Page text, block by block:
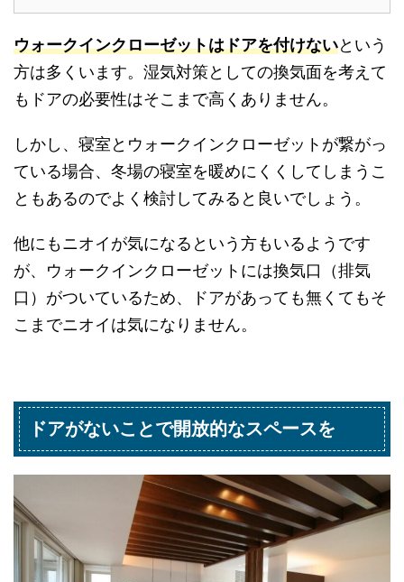
ウォークインクローゼットはドアを付けないという
方は多くいます。湿気対策としての換気面を考えて
もドアの必要性はそこまで高くありません。
しかし、寝室とウォークインクローゼットが繋がっ
ている場合、冬場の寝室を暖めにくくしてしまうこ
ともあるのでよく検討してみると良いでしょう。
他にもニオイが気になるという方もいるようです
が、ウォークインクローゼットには換気口（排気
口）がついているため、ドアがあっても無くてもそ
こまでニオイは気になりません。
ドアがないことで開放的なスペースを